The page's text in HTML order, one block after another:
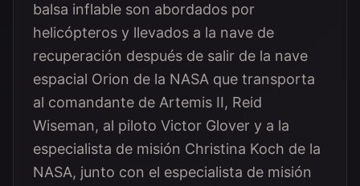
balsa inflable son abordados por
helicópteros y llevados a la nave de
recuperación después de salir de la nave
espacial Orion de la NASA que transporta
al comandante de Artemis II, Reid
Wiseman, al piloto Victor Glover y a la
especialista de misión Christina Koch de la
NASA, junto con el especialista de misión